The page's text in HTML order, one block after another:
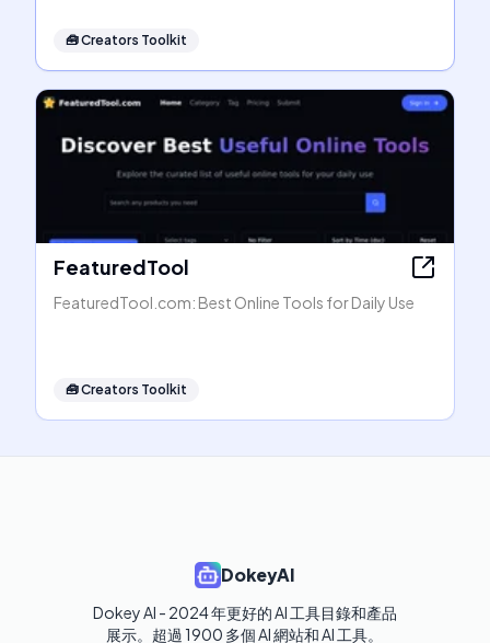
🧰Creators Toolkit
FeaturedTool
FeaturedTool.com: Best Online Tools for Daily Use
🧰Creators Toolkit
DokeyAI
Dokey AI - 2024 年更好的 AI 工具目錄和產品
展示。超過 1900 多個 AI 網站和 AI 工具。